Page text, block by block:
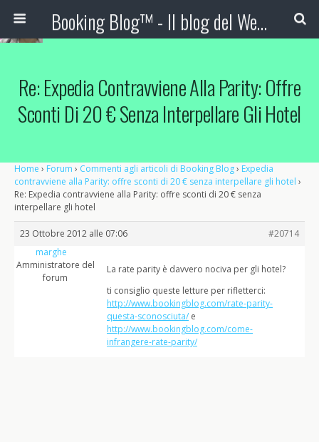
Booking Blog™ - Il blog del Web Marketing Turistico
Re: Expedia Contravviene Alla Parity: Offre
Sconti Di 20 € Senza Interpellare Gli Hotel
Home › Forum › Commenti agli articoli di Booking Blog› Expedia
contravviene alla Parity: offre sconti di 20 € senza interpellare gli hotel ›
Re: Expedia contravviene alla Parity: offre sconti di 20 € senza
interpellare gli hotel
23 Ottobre 2012 alle 07:06
#20714
marghe
Amministratore del
forum
La rate parity è davvero nociva per gli hotel?
ti consiglio queste letture per rifletterci:
http://www.bookingblog.com/rate-parity-
questa-sconosciuta/ e
http://www.bookingblog.com/come-
infrangere-rate-parity/